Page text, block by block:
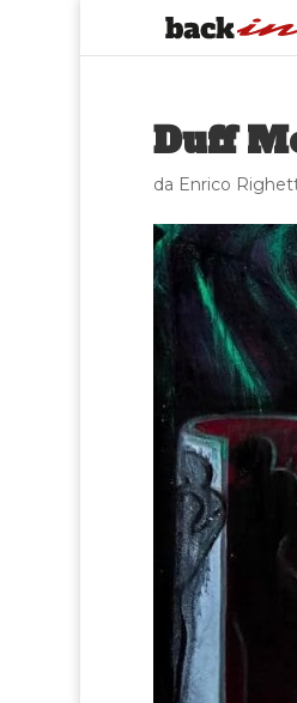
Duff
da Enrico